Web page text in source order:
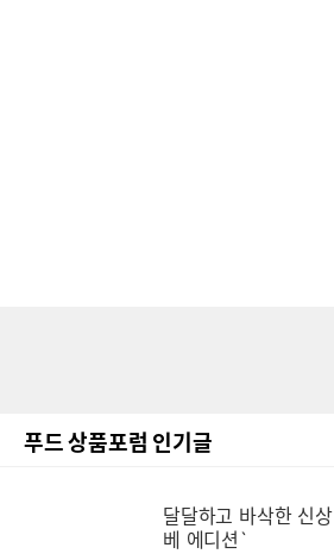
푸드 상품포럼 인기글
달달하고 바삭한 신
베 에디션`